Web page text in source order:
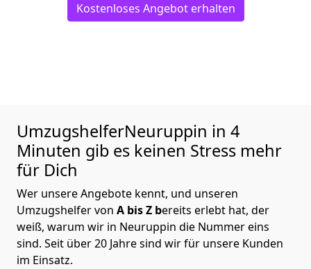
Kostenloses Angebot erhalten
UmzugshelferNeuruppin in 4
Minuten gib es keinen Stress mehr
für Dich
Wer unsere Angebote kennt, und unseren
Umzugshelfer von A bis Z bereits erlebt hat, der
weiß, warum wir in Neuruppin die Nummer eins
sind. Seit über 20 Jahre sind wir für unsere Kunden
im Einsatz.